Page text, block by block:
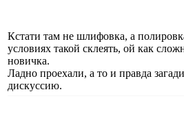
Кстати там не шлифовка, а
условиях такой склеять, ой как
новичка.
Ладно проехали, а то и правда
дискуссию.